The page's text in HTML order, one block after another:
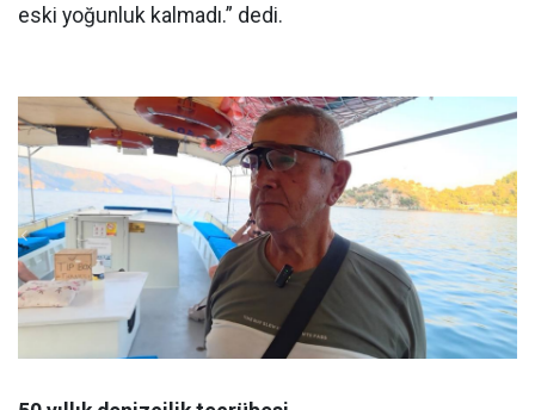
eski yoğunluk kalmadı.” dedi.